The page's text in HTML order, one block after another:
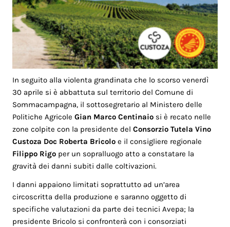
In seguito alla violenta grandinata che lo scorso venerdì
30 aprile si è abbattuta sul territorio del Comune di
Sommacampagna, il sottosegretario al Ministero delle
Politiche AgricoleGian Marco Centinaio si è recato nelle
zone colpite con la presidente delConsorzio Tutela Vino
Custoza Doc Roberta Bricolo e il consigliere regionale
Filippo Rigo per un sopralluogo atto a constatare la
gravità dei danni subiti dalle coltivazioni.
I danni appaiono limitati soprattutto ad un’area
circoscritta della produzione e saranno oggetto di
specifiche valutazioni da parte dei tecnici Avepa; la
presidente Bricolo si confronterà con i consorziati